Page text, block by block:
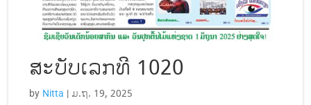
ສະບັບເລກທີ 1020
by Nitta | ມ.ຖ. 19, 2025